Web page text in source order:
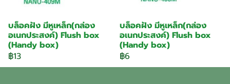
บล็อคฝัง มีหูเหล็ก(กล่อง
อเนกประสงค์) Flush box
(Handy box)
฿13
บล็อคฝัง มีหูเหล็ก(กล่อง
อเนกประสงค์) Flush box
(Handy box)
฿6